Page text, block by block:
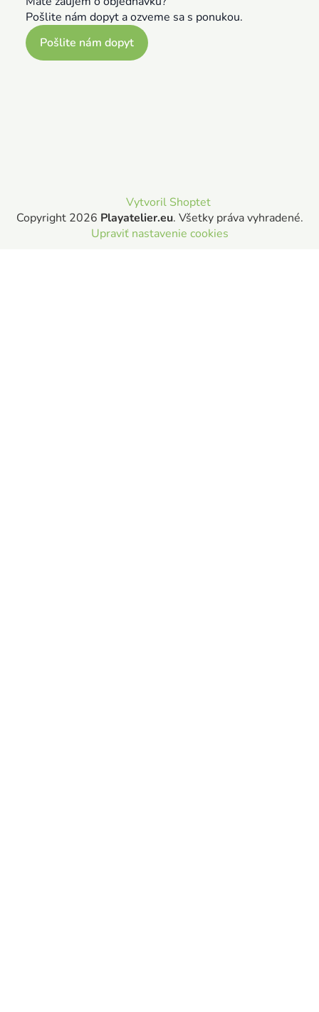
Pošlite nám dopyt a ozveme sa s ponukou.
Pošlite nám dopyt
Vytvoril Shoptet
Copyright 2026 Playatelier.eu. Všetky práva vyhradené.
Upraviť nastavenie cookies